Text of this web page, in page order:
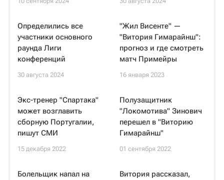
Определились все
участники основного
раунда Лиги
конференций
30 августа 2024
"Жил Висенте" —
"Витория Гимарайнш":
прогноз и где смотреть
матч Примейры
16 января 2023
Экс-тренер "Спартака"
может возглавить
сборную Португалии,
пишут СМИ
15 декабря 2022
Полузащитник
"Локомотива" Зинович
перешел в "Виторию
Гимарайнш"
01 сентября 2022
Болельщик напал на
Витория рассказал,